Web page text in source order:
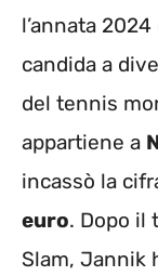
l’annata 2024
candida a
del tennis
appartiene a
incassò la
euro. Dopo il
Slam, Jannik